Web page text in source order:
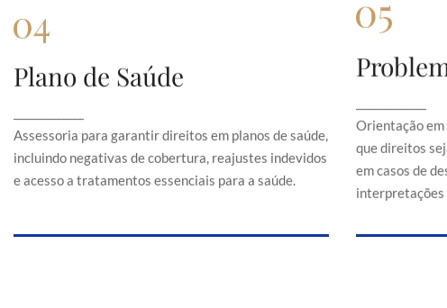
Plano de Saúde
Assessoria para garantir direitos em planos de saúde,
incluindo negativas de cobertura, reajustes indevidos
e acesso a tratamentos essenciais para a saúde.
Plano de Saúde
reajustes indevidos e acesso a tratamentos
Orientação
que direitos
em casos de